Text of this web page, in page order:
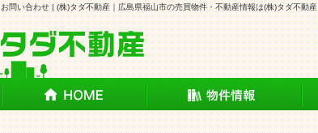
お問い合わせ | (株)タダ不動産｜広島県福山市の売買物件・不動産情報は(株)タダ不動産
売買物件一覧
賃貸物件一覧